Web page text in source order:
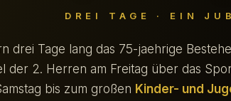
DREI TAGE · EIN
drei Tage lang das 75-jaehrige
der 2. Herren am Freitag über das
bis zum großen Kinder- und